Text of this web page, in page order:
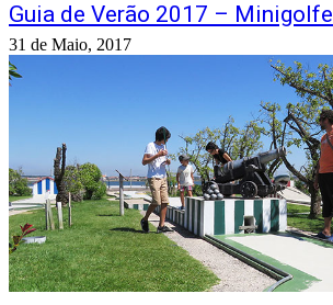
Guia de Verão 2017 – Minigolfe
31 de Maio, 2017